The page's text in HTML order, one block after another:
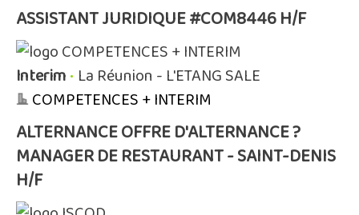
ASSISTANT JURIDIQUE #COM8446 H/F
Interim• La Réunion - L'ETANG SALE
COMPETENCES + INTERIM
ALTERNANCE OFFRE D'ALTERNANCE ?
MANAGER DE RESTAURANT - SAINT-DENIS
H/F